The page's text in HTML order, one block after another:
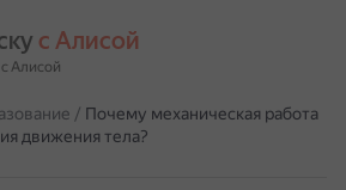
с Алисой
Алисой
/ Почему механическая работа
движения тела?